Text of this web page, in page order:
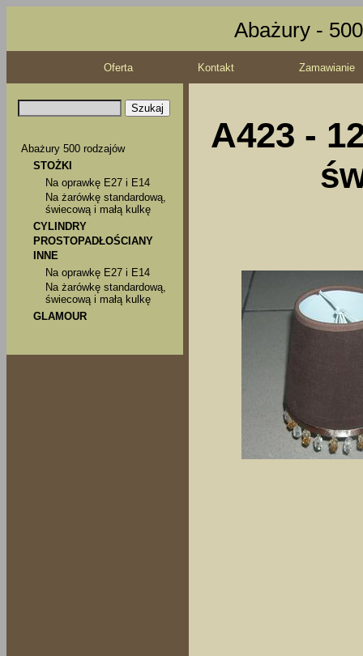
Abażury -
Oferta Kontakt Zamawianie
Abażury 500 rodzajów
STOŻKI
Na oprawkę E27 i E14
Na żarówkę standardową,
świecową i małą kulkę
CYLINDRY
PROSTOPADŁOŚCIANY
INNE
Na oprawkę E27 i E14
Na żarówkę standardową,
świecową i małą kulkę
GLAMOUR
A423 -